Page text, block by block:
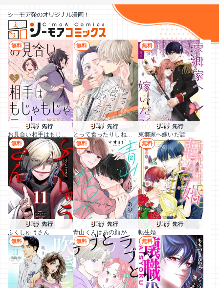
無料
お見合い相手はもじゃもじゃニート
無料
とって食ったりしねぇから～元ヤンくんとの恋事情～
無料
東郷家へ嫁いだ話
無料
ふくしゅうさん
無料
青山くんはあの顔がカワイイ
無料
転生婚
無料 無料 無料